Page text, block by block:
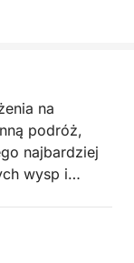
na
podróż,
najbardziej
wysp i
Porto
dech w